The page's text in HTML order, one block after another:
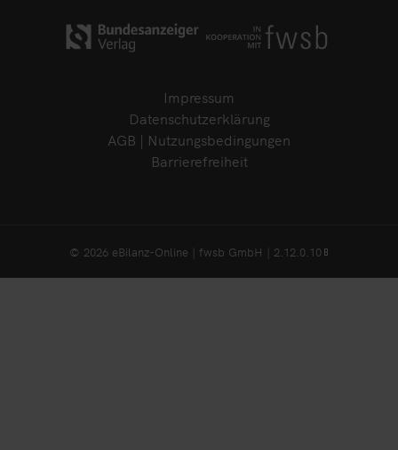
Impressum
Datenschutzerklärung
AGB | Nutzungsbedingungen
Barrierefreiheit
© 2026 eBilanz-Online | fwsb GmbH | 2.12.0.10